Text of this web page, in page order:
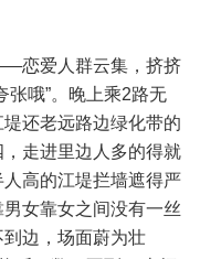
恋爱人群云集，挤挤
张哦”。晚上乘2路无
还老远路边绿化带的
走进里边人多的得就
高的江堤拦墙遮得严
女靠女之间没有一丝
边，场面蔚为壮